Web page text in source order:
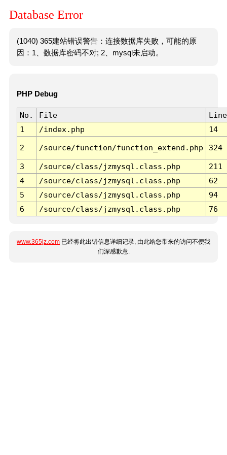
Database Error
(1040) 365建站错误警告：连接数据库失败，可能的原
因：1、数据库密码不对; 2、mysql未启动。
PHP Debug
No. File
Line
1
/index.php 14
2 /source/function/function_extend.php 324
3 /source/class/jzmysql.class.php
211
4
/source/class/jzmysql.class.php
62
5
/source/class/jzmysql.class.php
94
6
/source/class/jzmysql.class.php 76
www.365jz.com 已经将此出错信息详细记录, 由此给您带来的访问不便我
们深感歉意.